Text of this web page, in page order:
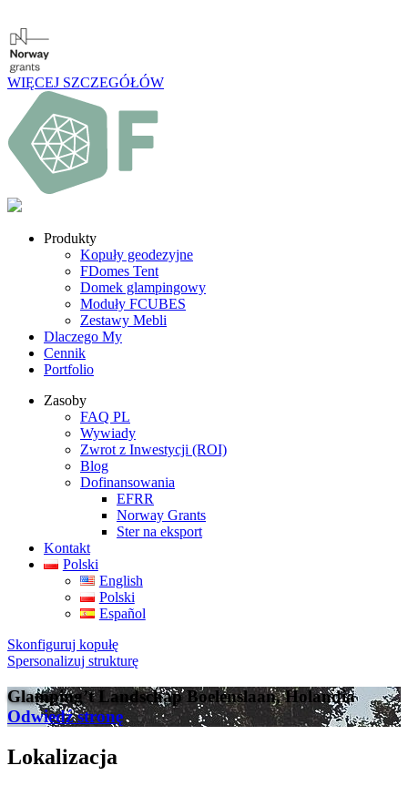
WIĘCEJ SZCZEGÓŁÓW
Produkty
Kopuły geodezyjne
FDomes Tent
Domek glampingowy
Moduły FCUBES
Zestawy Mebli
Dlaczego My
Cennik
Portfolio
Zasoby
FAQ PL
Wywiady
Zwrot z Inwestycji (ROI)
Blog
Dofinansowania
EFRR
Norway Grants
Ster na eksport
Kontakt
Polski
English
Polski
Español
Skonfiguruj kopułę
Spersonalizuj strukturę
Glamping’t Landschap Boelenslaan, Holandia
Odwiedź stronę
Lokalizacja